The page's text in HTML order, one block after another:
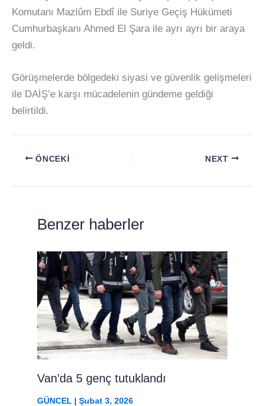
Komutanı Mazlûm Ebdî ile Suriye Geçiş Hükümeti
Cumhurbaşkanı Ahmed El Şara ile ayrı ayrı bir araya
geldi.
Görüşmelerde bölgedeki siyasi ve güvenlik gelişmeleri
ile DAİŞ’e karşı mücadelenin gündeme geldiği
belirtildi.
ÖNCEKI NEXT
Benzer haberler
Van’da 5 genç tutuklandı
GÜNCEL | Şubat 3, 2026